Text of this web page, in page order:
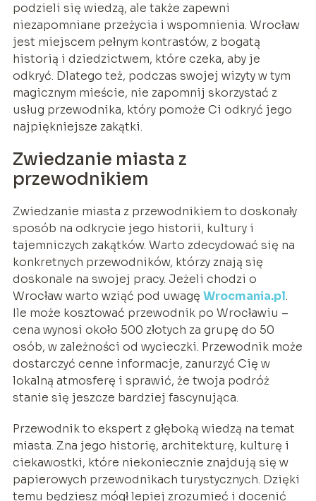
podzieli się wiedzą, ale także zapewni
niezapomniane przeżycia i wspomnienia. Wrocław
jest miejscem pełnym kontrastów, z bogatą
historią i dziedzictwem, które czeka, aby je
odkryć. Dlatego też, podczas swojej wizyty w tym
magicznym mieście, nie zapomnij skorzystać z
usług przewodnika, który pomoże Ci odkryć jego
najpiękniejsze zakątki.
Zwiedzanie miasta z
przewodnikiem
Zwiedzanie miasta z przewodnikiem to doskonały
sposób na odkrycie jego historii, kultury i
tajemniczych zakątków. Warto zdecydować się na
konkretnych przewodników, którzy znają się
doskonale na swojej pracy. Jeżeli chodzi o
Wrocław warto wziąć pod uwagę Wrocmania.pl.
Ile może kosztować przewodnik po Wrocławiu –
cena wynosi około 500 złotych za grupę do 50
osób, w zależności od wycieczki. Przewodnik może
dostarczyć cenne informacje, zanurzyć Cię w
lokalną atmosferę i sprawić, że twoja podróż
stanie się jeszcze bardziej fascynująca.
Przewodnik to ekspert z głęboką wiedzą na temat
miasta. Zna jego historię, architekturę, kulturę i
ciekawostki, które niekoniecznie znajdują się w
papierowych przewodnikach turystycznych. Dzięki
temu będziesz mógł lepiej zrozumieć i docenić